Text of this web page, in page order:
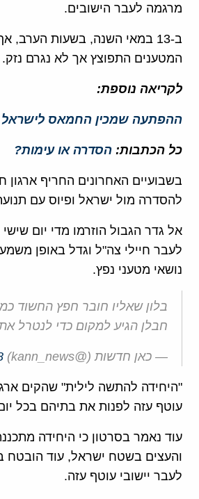
מרגמה לעבר הישובים.
ב-13 במאי השנה, בשעות
המטענים התפוצץ אך לא נגרם נזק.
לקריאה נוספת:
ההפתעה שמכין החמאס לישראל
כל הכתבות: הסדרה או עימות?
בשבועיים האחרונים החריף
להסדרה מול ישראל ופיוס עם
לעבר חיילי צה"ל וגדל באופן
נושאי מטעני נפץ.
בלון שאליו חובר חפץ החשוד
חבלן הגיע למקום כדי לנטרל
— כאן חדשות (@kann_news) 8
עוטף עזה לפנות את בתיהם בכל
עוד נאמר בסרטון כי היחידה
והעצים בשטח ישראל, עוד הובטח
לעבר יישובי עוטף עזה.